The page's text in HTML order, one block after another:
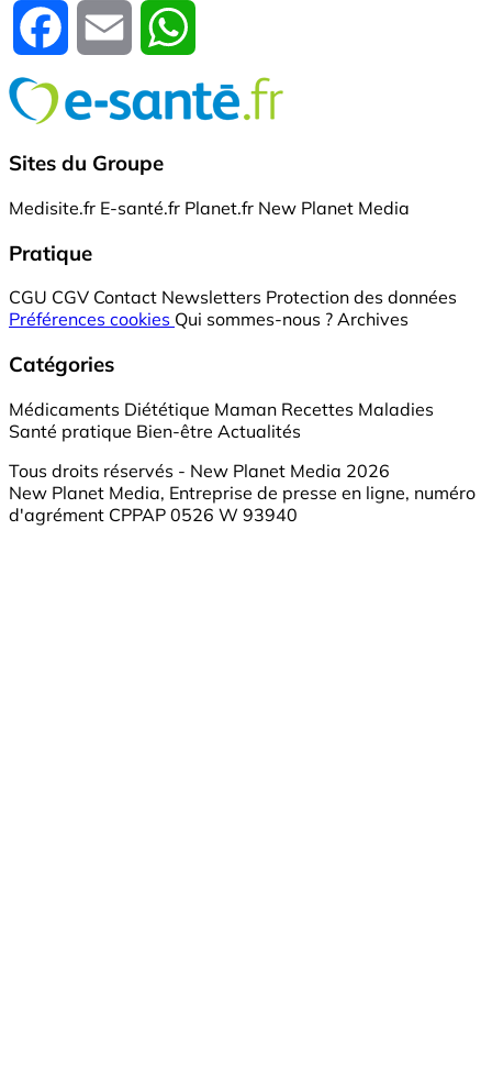
Facebook Email
Sites du Groupe
Medisite.fr E-santé.fr Planet.fr New Planet Media
Pratique
CGU CGV Contact Newsletters Protection des données
Préférences cookies Qui sommes-nous ? Archives
Catégories
Médicaments Diététique Maman Recettes Maladies
Santé pratique Bien-être Actualités
Tous droits réservés - New Planet Media 2026
New Planet Media, Entreprise de presse en ligne, numéro
d'agrément CPPAP 0526 W 93940